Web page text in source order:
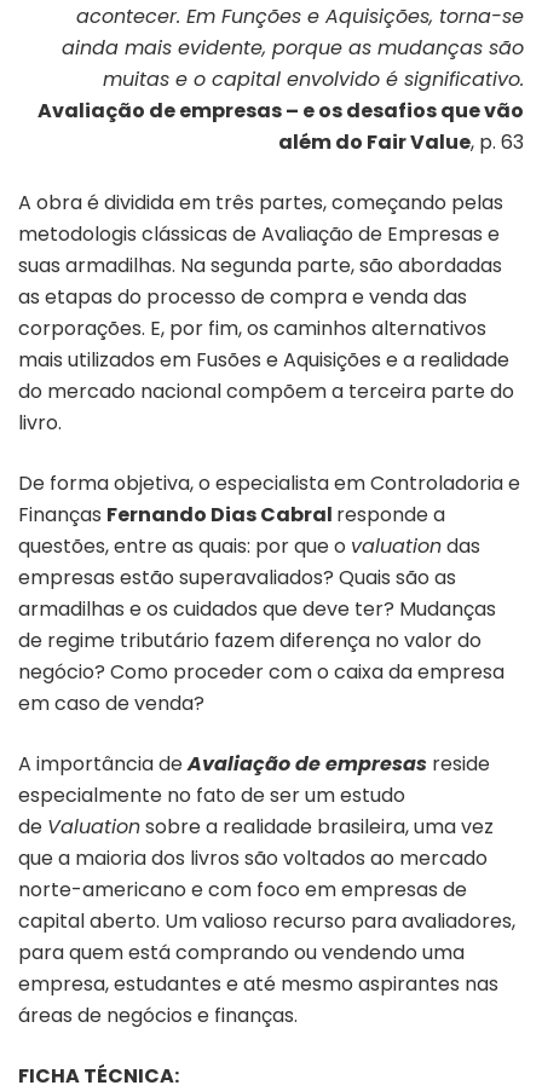
acontecer. Em Funções e Aquisições, torna-se
ainda mais evidente, porque as mudanças são
muitas e o capital envolvido é significativo.
Avaliação de empresas – e os desafios que vão
além do Fair Value, p. 63
A obra é dividida em três partes, começando pelas
metodologis clássicas de Avaliação de Empresas e
suas armadilhas. Na segunda parte, são abordadas
as etapas do processo de compra e venda das
corporações. E, por fim, os caminhos alternativos
mais utilizados em Fusões e Aquisições e a realidade
do mercado nacional compõem a terceira parte do
livro.
De forma objetiva, o especialista em Controladoria e
Finanças Fernando Dias Cabral responde a
questões, entre as quais: por que o valuationdas
empresas estão superavaliados? Quais são as
armadilhas e os cuidados que deve ter? Mudanças
de regime tributário fazem diferença no valor do
negócio? Como proceder com o caixa da empresa
em caso de venda?
A importância deAvaliação de empresas reside
especialmente no fato de ser um estudo
de Valuationsobre a realidade brasileira, uma vez
que a maioria dos livros são voltados ao mercado
norte-americano e com foco em empresas de
capital aberto. Um valioso recurso para avaliadores,
para quem está comprando ou vendendo uma
empresa, estudantes e até mesmo aspirantes nas
áreas de negócios e finanças.
FICHA TÉCNICA: